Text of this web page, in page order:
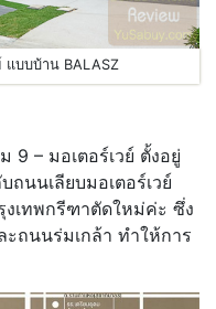
แบบบ้าน BALASZ
9 – มอเตอร์เวย์ ตั้งอยู่
นนเลียบมอเตอร์เวย์
เทพกรีฑาตัดใหม่ค่ะ ซึ่ง
ถนนร่มเกล้า ทำให้การ